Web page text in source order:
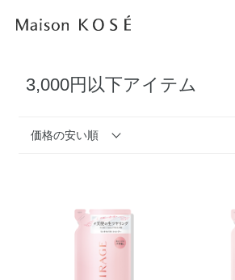
3,000円以下アイテム
価格の安い順